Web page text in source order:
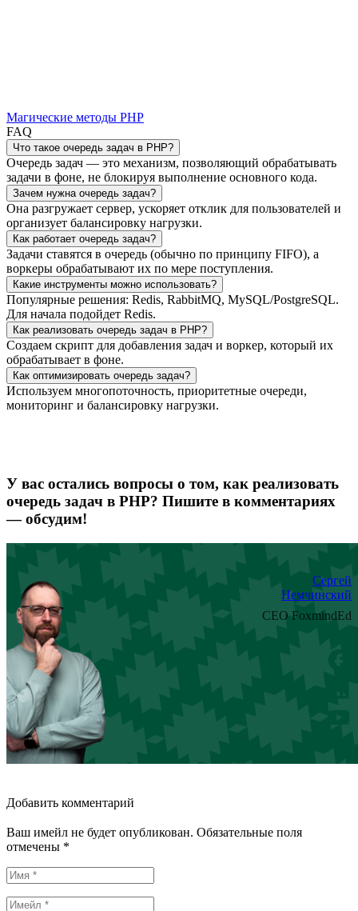
Магические методы PHP
FAQ
Что такое очередь задач в PHP?
Очередь задач — это механизм, позволяющий обрабатывать
задачи в фоне, не блокируя выполнение основного кода.
Зачем нужна очередь задач?
Она разгружает сервер, ускоряет отклик для пользователей и
организует балансировку нагрузки.
Как работает очередь задач?
Задачи ставятся в очередь (обычно по принципу FIFO), а
воркеры обрабатывают их по мере поступления.
Какие инструменты можно использовать?
Популярные решения: Redis, RabbitMQ, MySQL/PostgreSQL.
Для начала подойдет Redis.
Как реализовать очередь задач в PHP?
Создаем скрипт для добавления задач и воркер, который их
обрабатывает в фоне.
Как оптимизировать очередь задач?
Используем многопоточность, приоритетные очереди,
мониторинг и балансировку нагрузки.
У вас остались вопросы о том, как реализовать
очередь задач в PHP? Пишите в комментариях
— обсудим!
Сергей
Немчинский
CEO FoxmindEd
Добавить комментарий
Ваш имейл не будет опубликован. Обязательные поля
отмечены *